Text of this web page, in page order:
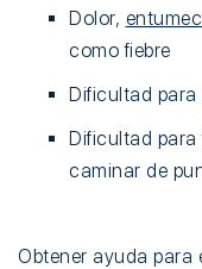
Dolor,
como fiebre
Dificultad
Dificultad para
caminar de
Obtener ayuda para